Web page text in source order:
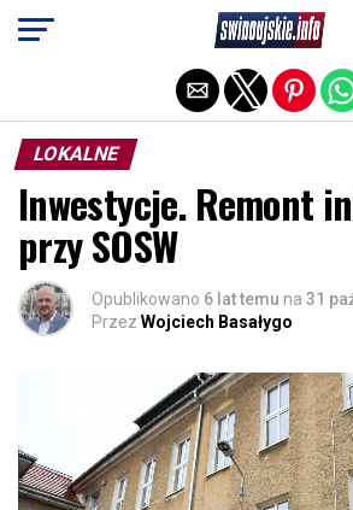
LOKALNE
Inwestycje. Remont
przy SOSW
Opublikowano 6 lat temu na 31
Przez Wojciech Basałygo
Exit mobile version